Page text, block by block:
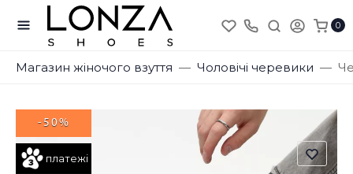
0
Магазин жіночого взуття Чоловічі черевики
платежі
-50%